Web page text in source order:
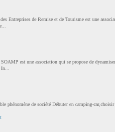
Entreprises de Remise et de Tourisme est une
est une association qui se propose de
phénomène de société Débuter en camping-